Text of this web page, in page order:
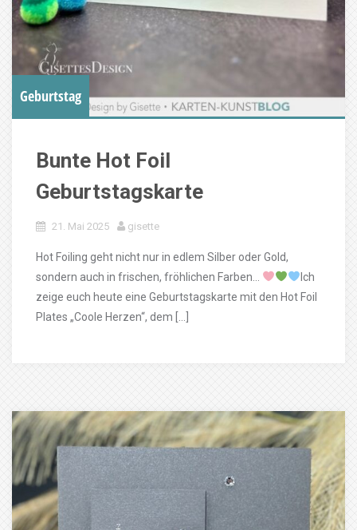
Geburtstag
Bunte Hot Foil
Geburtstagskarte
21. Mai 2025 gisette
Hot Foiling geht nicht nur in edlem Silber oder Gold,
sondern auch in frischen, fröhlichen Farben…
Ich
zeige euch heute eine Geburtstagskarte mit den Hot Foil
Plates „Coole Herzen“, dem […]